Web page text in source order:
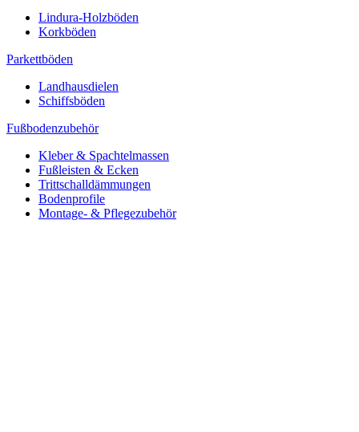
Lindura-Holzböden
Korkböden
Parkettböden
Landhausdielen
Schiffsböden
Fußbodenzubehör
Kleber & Spachtelmassen
Fußleisten & Ecken
Trittschalldämmungen
Bodenprofile
Montage- & Pflegezubehör